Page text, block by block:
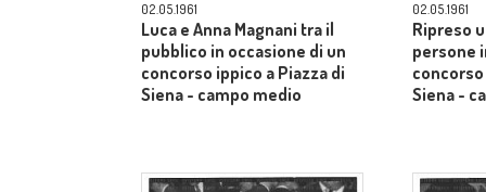
02.05.1961
Luca e Anna Magnani tra il
pubblico in occasione di un
concorso ippico a Piazza di
Siena - campo medio
02.05.1961
Ripreso
persone
Siena -